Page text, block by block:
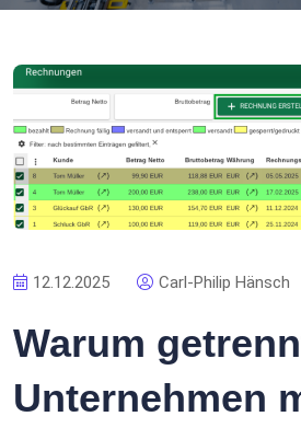
12.12.2025 Carl-Philip Hänsch
Warum
Unternehmen